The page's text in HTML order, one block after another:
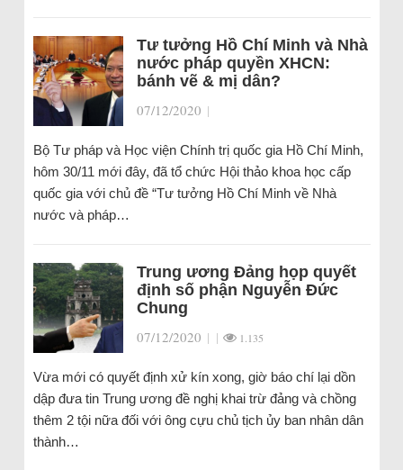
Tư tưởng Hồ Chí Minh và Nhà
nước pháp quyền XHCN:
bánh vẽ & mị dân?
07/12/2020 |
Bộ Tư pháp và Học viện Chính trị quốc gia Hồ Chí Minh,
hôm 30/11 mới đây, đã tổ chức Hội thảo khoa học cấp
quốc gia với chủ đề “Tư tưởng Hồ Chí Minh về Nhà
nước và pháp…
Trung ương Đảng họp quyết
định số phận Nguyễn Đức
Chung
07/12/2020 | | 1.135
Vừa mới có quyết định xử kín xong, giờ báo chí lại dồn
dập đưa tin Trung ương đề nghị khai trừ đảng và chồng
thêm 2 tội nữa đối với ông cựu chủ tịch ủy ban nhân dân
thành…